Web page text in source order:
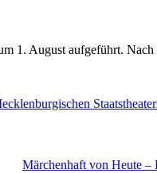
1. August aufgeführt.
Märchenhaft von Heute –